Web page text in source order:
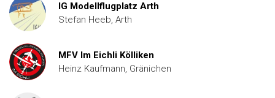
IG Modellflugplatz Arth
Stefan Heeb, Arth
MFV Im Eichli Kölliken
Heinz Kaufmann, Gränichen